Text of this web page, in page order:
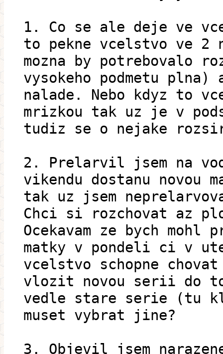
1. Co se ale deje ve
to pekne vcelstvo ve 2
mozna by
vysokeho podmetu
nalade. Nebo kdyz to
mrizkou tak uz je v
tudiz se o nejake
2. Prelarvil jsem na
vikendu dostanu novou
tak uz jsem
Chci si rozchovat az
Ocekavam ze bych
matky v pondeli ci v
vcelstvo schopne chovat
vlozit novou serii do
vedle stare serie (tu
muset vybrat jine?
3. Objevil jsem